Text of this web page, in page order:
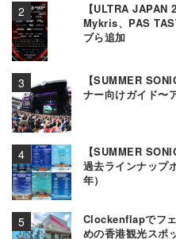
【ULTRA JAPAN
Mykris、PAS
ブら追加
【SUMMER
ナー向けガイド〜
【SUMMER
過去ラインナップ
年）
Clockenflapでフ
めの香港観光スポ